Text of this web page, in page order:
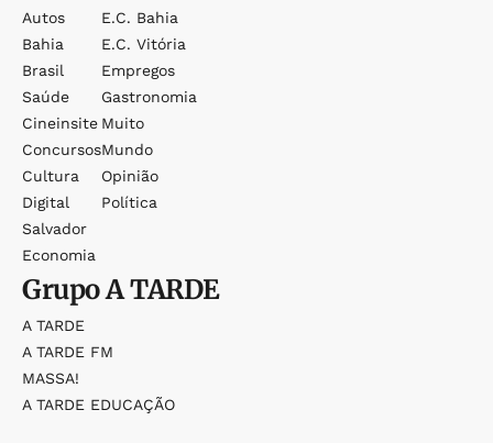
Autos
Bahia
Brasil
Saúde
Cineinsite
Concursos
Cultura
Digital
Salvador
Economia
E.c. Bahia
E.c. Vitória
Empregos
Gastronomia
Muito
Mundo
Opinião
Política
GrupoA TARDE
A TARDE
A TARDE FM
MASSA!
A TARDE EDUCAÇÃO